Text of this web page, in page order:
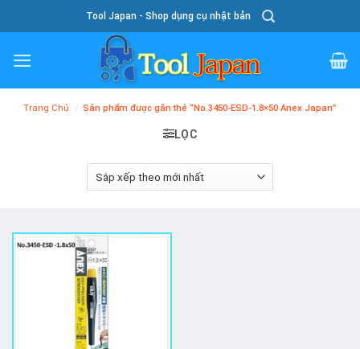
To
Content
Tool Japan - Shop dụng cụ nhật bản
Trang Chủ / Sản phẩm được gắn thẻ “No.3450-ESD-1.8×50 Anex Japan”
LỌC